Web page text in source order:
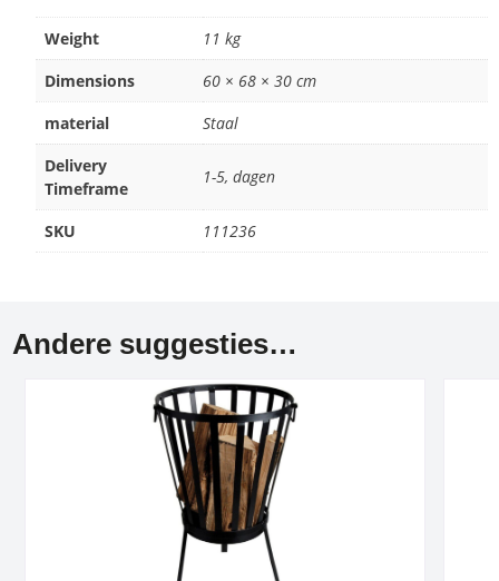
Weight
11 kg
Dimensions
60 × 68 × 30 cm
material
Staal
Delivery
Timeframe
1-5, dagen
SKU 111236
Andere suggesties…